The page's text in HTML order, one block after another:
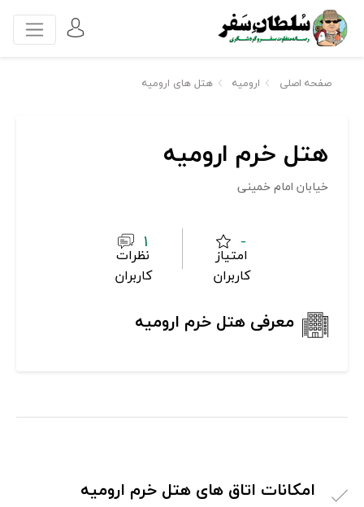
صفحه اصلی ارومیه هتل های ارومیه
هتل خرم ارومیه
خیابان امام خمینی
-
امتیاز
کاربران
1
نظرات
کاربران
معرفی هتل خرم ارومیه
امکانات اتاق های هتل خرم ارومیه